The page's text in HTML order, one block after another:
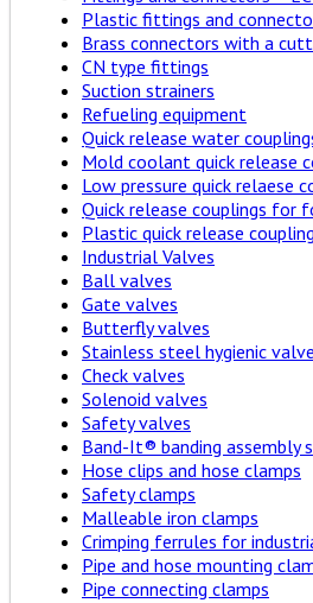
Plastic fittings and
Brass connectors with a
CN type fittings
Suction strainers
Refueling equipment
Quick release water
Mold coolant quick release
Low pressure quick relaese
Quick release couplings for
Plastic quick release
Industrial Valves
Ball valves
Gate valves
Butterfly valves
Stainless steel hygienic
Check valves
Solenoid valves
Safety valves
Band-It® banding assembly
Hose clips and hose clamps
Safety clamps
Malleable iron clamps
Crimping ferrules for
Pipe and hose mounting
Pipe connecting clamps